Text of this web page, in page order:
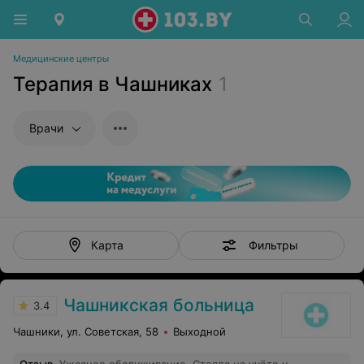
Медицинские центры
Терапия в Чашниках 1
Врачи
Карта Фильтры
3.4 Чашникская больница
Чашники, ул. Советская, 58 Выходной